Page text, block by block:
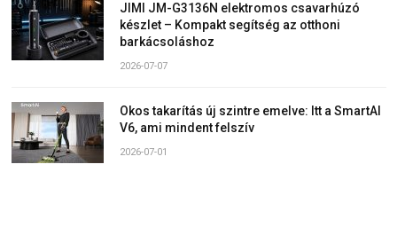
JIMI JM-G3136N elektromos csavarhúzó
készlet – Kompakt segítség az otthoni
barkácsoláshoz
2026-07-07
Okos takarítás új szintre emelve: Itt a SmartAI
V6, ami mindent felszív
2026-07-01